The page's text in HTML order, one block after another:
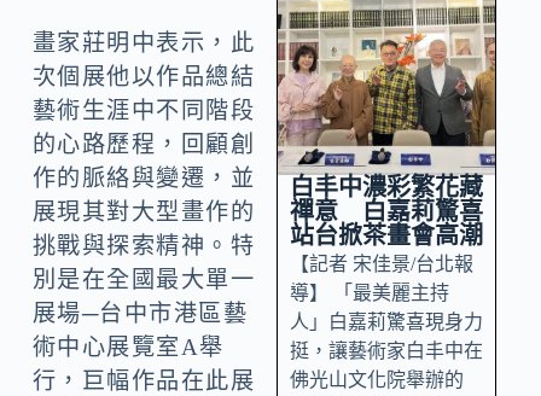
畫家莊明中表示，此
次個展他以作品總結
藝術生涯中不同階段
的心路歷程，回顧創
作的脈絡與變遷，並
展現其對大型畫作的
挑戰與探索精神。特
別是在全國最大單一
展場─台中市港區藝
術中心展覽室A舉
行，巨幅作品在此展
白丰中濃彩繁花藏
禪意 白嘉莉驚喜
站台掀茶畫會高潮
【記者 宋佳景/台北報
導】 「最美麗主持
人」白嘉莉驚喜現身力
挺，讓藝術家白丰中在
佛光山文化院舉辦的